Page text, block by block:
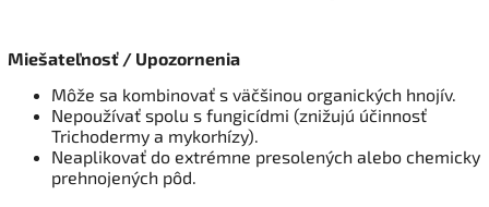
Miešateľnosť / Upozornenia
Môže sa kombinovať s väčšinou organických hnojív.
Nepoužívať spolu s fungicídmi (znižujú účinnosť
Trichodermy a mykorhízy).
Neaplikovať do extrémne presolených alebo chemicky
prehnojených pôd.